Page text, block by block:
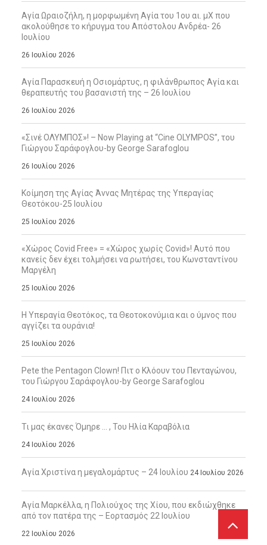
Αγία Ωραιοζήλη, η μορφωμένη Αγία του 1ου αι. μΧ που
ακολούθησε το κήρυγμα του Απόστολου Ανδρέα- 26
Ιουλίου
26 Ιουλίου 2026
Αγία Παρασκευή η Οσιομάρτυς, η φιλάνθρωπος Αγία και
θεραπευτής του βασανιστή της – 26 Ιουλίου
26 Ιουλίου 2026
«Σινέ ΟΛΥΜΠΟΣ»! – Now Playing at “Cine OLYMPOS”, του
Γιώργου Σαράφογλου-by George Sarafoglou
26 Ιουλίου 2026
Κοίμηση της Αγίας Άννας Μητέρας της Υπεραγίας
Θεοτόκου-25 Ιουλίου
25 Ιουλίου 2026
«Χώρος Covid Free» = «Χώρος χωρίς Covid»! Αυτό που
κανείς δεν έχει τολμήσει να ρωτήσει, του Κωνσταντίνου
Μαργέλη
25 Ιουλίου 2026
Η Υπεραγία Θεοτόκος, τα Θεοτοκονύμια και ο ύμνος που
αγγίζει τα ουράνια!
25 Ιουλίου 2026
Pete the Pentagon Clown! Πιτ ο Κλόουν του Πενταγώνου,
του Γιώργου Σαράφογλου-by George Sarafoglou
24 Ιουλίου 2026
Τι μας έκανες Όμηρε … , Του Ηλία Καραβόλια
24 Ιουλίου 2026
Αγία Χριστίνα η μεγαλομάρτυς – 24 Ιουλίου 24 Ιουλίου 2026
Αγία Μαρκέλλα, η Πολιούχος της Χίου, που εκδιώχθηκε
από τον πατέρα της – Εορτασμός 22 Ιουλίου
22 Ιουλίου 2026